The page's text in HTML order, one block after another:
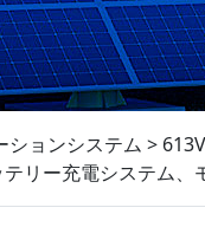
ションシステム >
リー充電システム、